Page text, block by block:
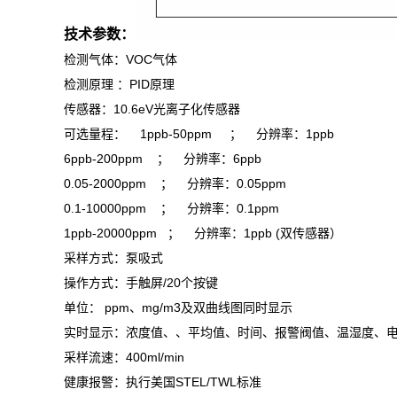
技术参数：
检测气体：VOC气体
检测原理 ：PID原理
传感器：10.6eV光离子化传感器
可选量程： 1ppb-50ppm ； 分辨率：1ppb
6ppb-200ppm ； 分辨率：6ppb
0.05-2000ppm ； 分辨率：0.05ppm
0.1-10000ppm ； 分辨率：0.1ppm
1ppb-20000ppm ； 分辨率：1ppb (双传感器）
采样方式：泵吸式
操作方式：手触屏/20个按键
单位： ppm、mg/m3及双曲线图同时显示
实时显示：浓度值、、平均值、时间、报警阀值、温湿度、
采样流速：400ml/min
健康报警：执行美国STEL/TWL标准